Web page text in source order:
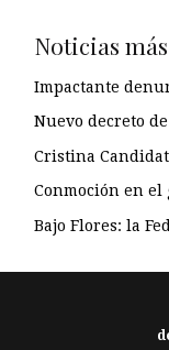
Noticias
Impactante
Nuevo decreto
Cristina
Conmoción en
Bajo Flores: la